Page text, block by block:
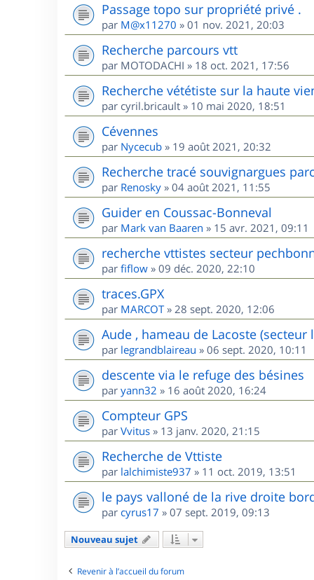
Passage topo sur propriété privé .
par M@x11270 » 01 nov. 2021, 20:03
Recherche parcours vtt
par MOTODACHI » 18 oct. 2021, 17:56
Recherche vététiste sur la haute
par cyril.bricault » 10 mai 2020, 18:51
Cévennes
par Nycecub » 19 août 2021, 20:32
Recherche tracé souvignargues
par Renosky » 04 août 2021, 11:55
Guider en Coussac-Bonneval
par Mark van Baaren » 15 avr. 2021, 09:11
recherche vttistes secteur
par fiflow » 09 déc. 2020, 22:10
traces.GPX
par MARCOT» 28 sept. 2020, 12:06
Aude , hameau de Lacoste (secteur
par legrandblaireau » 06 sept. 2020, 10:11
descente via le refuge des bésines
par yann32 » 16 août 2020, 16:24
Compteur GPS
par Vvitus » 13 janv. 2020, 21:15
Recherche de Vttiste
par lalchimiste937 » 11 oct. 2019, 13:51
le pays valloné de la rive droite
par cyrus17 » 07 sept. 2019, 09:13
Nouveau sujet
Revenir à l’accueil du forum